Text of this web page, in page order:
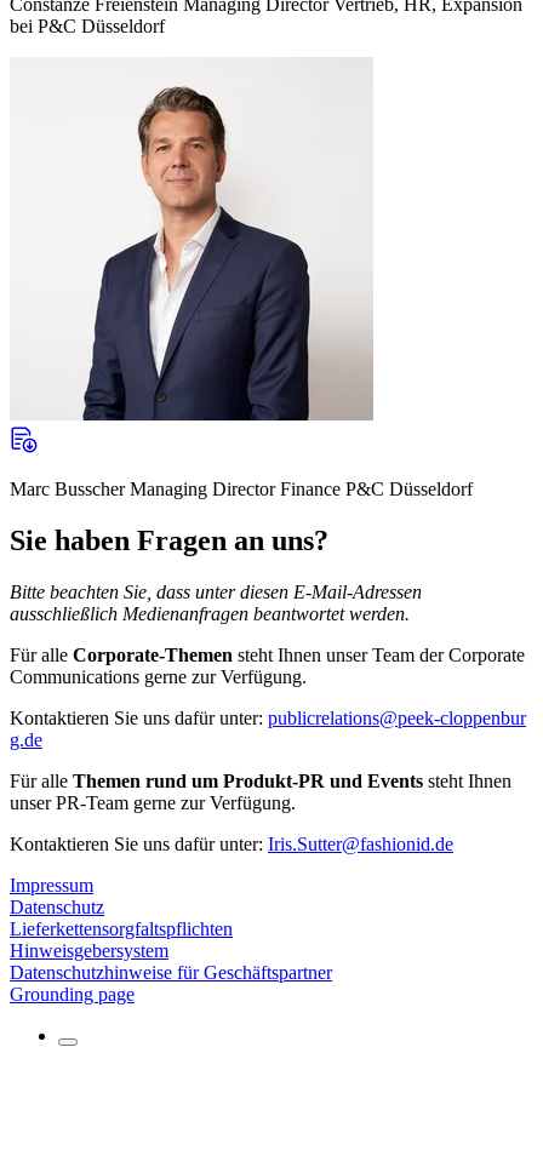
Constanze Freienstein Managing Director Vertrieb, HR, Expansion
bei P&C Düsseldorf
Marc Busscher Managing Director Finance P&C Düsseldorf
Sie haben Fragen an uns?
Bitte beachten Sie, dass unter diesen E-Mail-Adressen
ausschließlich Medienanfragen beantwortet werden.
Für alle Corporate-Themen steht Ihnen unser Team der Corporate
Communications gerne zur Verfügung.
Kontaktieren Sie uns dafür unter: publicrelations@peek-cloppenbur
g.de
Für alle Themen rund um Produkt-PR und Events steht Ihnen
unser PR-Team gerne zur Verfügung.
Kontaktieren Sie uns dafür unter: Iris.Sutter@fashionid.de
Impressum
Datenschutz
Lieferkettensorgfaltspflichten
Hinweisgebersystem
Datenschutzhinweise für Geschäftspartner
Grounding page